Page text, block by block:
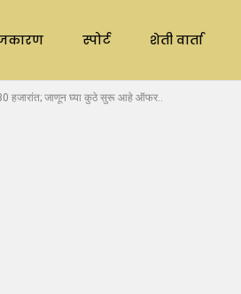
स्पोर्ट शेती वार्ता
हजारांत; जाणून घ्या कुठे सुरू आहे ऑफर..